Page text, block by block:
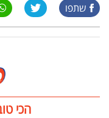
שתפו
הכי